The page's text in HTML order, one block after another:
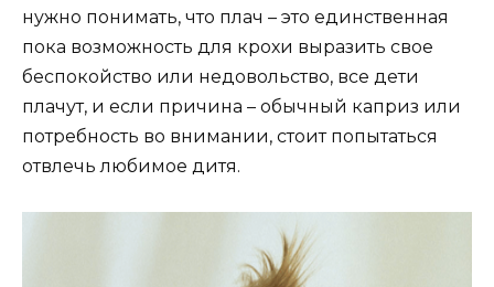
нужно понимать, что плач – это единственная
пока возможность для крохи выразить свое
беспокойство или недовольство, все дети
плачут, и если причина – обычный каприз или
потребность во внимании, стоит попытаться
отвлечь любимое дитя.